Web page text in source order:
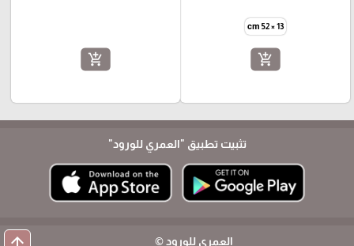
cm 52 × 13
add_shopping_cart
add_shopping_cart
تثبيت تطبيق "العمري للورود"
العمري للورود ©